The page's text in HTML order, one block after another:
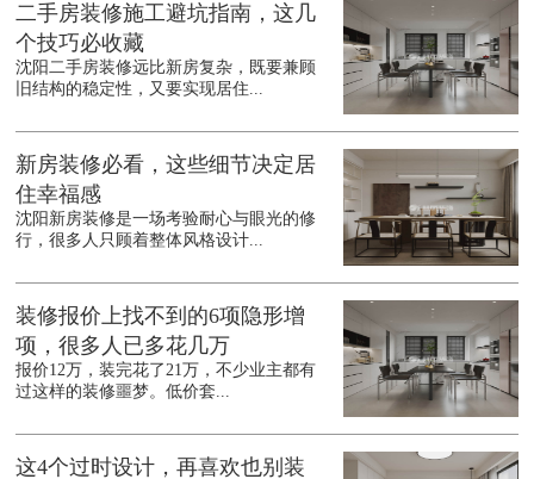
二手房装修施工避坑指南，这几
个技巧必收藏
沈阳二手房装修远比新房复杂，既要兼顾
旧结构的稳定性，又要实现居住...
新房装修必看，这些细节决定居
住幸福感
沈阳新房装修是一场考验耐心与眼光的修
行，很多人只顾着整体风格设计...
装修报价上找不到的6项隐形增
项，很多人已多花几万
报价12万，装完花了21万，不少业主都有
过这样的装修噩梦。低价套...
这4个过时设计，再喜欢也别装